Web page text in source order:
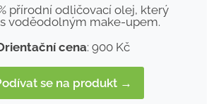
přírodní odličovací olej, který
voděodolným make-upem.
cena: 900 Kč
se na produkt →